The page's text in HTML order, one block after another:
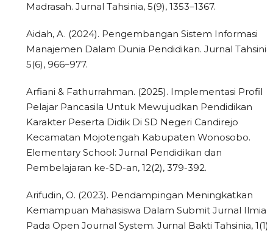
Madrasah. Jurnal Tahsinia, 5(9), 1353–1367.
Aidah, A. (2024). Pengembangan Sistem Informasi
Manajemen Dalam Dunia Pendidikan. Jurnal Tahsinia,
5(6), 966–977.
Arfiani & Fathurrahman. (2025). Implementasi Profil
Pelajar Pancasila Untuk Mewujudkan Pendidikan
Karakter Peserta Didik Di SD Negeri Candirejo
Kecamatan Mojotengah Kabupaten Wonosobo.
Elementary School: Jurnal Pendidikan dan
Pembelajaran ke-SD-an, 12(2), 379-392.
Arifudin, O. (2023). Pendampingan Meningkatkan
Kemampuan Mahasiswa Dalam Submit Jurnal Ilmiah
Pada Open Journal System. Jurnal Bakti Tahsinia, 1(1),